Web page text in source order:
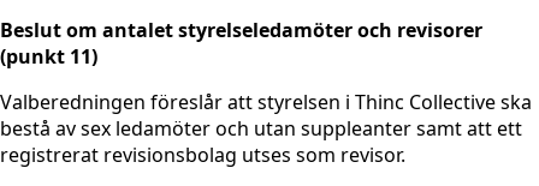
Beslut om antalet styrelseledamöter och revisorer
(punkt 11)
Valberedningen föreslår att styrelsen i Thinc Collective ska
bestå av sex ledamöter och utan suppleanter samt att ett
registrerat revisionsbolag utses som revisor.